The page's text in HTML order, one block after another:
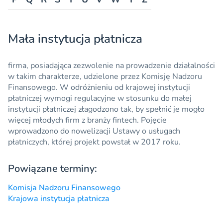
Mała instytucja płatnicza
firma, posiadająca zezwolenie na prowadzenie działalności
w takim charakterze, udzielone przez Komisję Nadzoru
Finansowego. W odróżnieniu od krajowej instytucji
płatniczej wymogi regulacyjne w stosunku do małej
instytucji płatniczej złagodzono tak, by spełnić je mogło
więcej młodych firm z branżyfintech. Pojęcie
wprowadzono do nowelizacji Ustawy o usługach
płatniczych, której projekt powstał w 2017 roku.
Powiązane terminy:
Komisja Nadzoru Finansowego
Krajowa instytucja płatnicza